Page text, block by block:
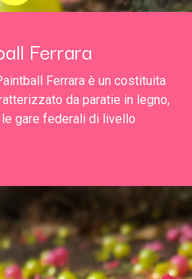
Ferrara
Ferrara è un costituita
da paratie in legno,
gare federali di livello